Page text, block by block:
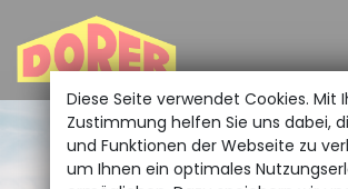
Diese Seite verwendet Cookies. Mit
Zustimmung helfen Sie uns dabei,
und Funktionen der Webseite zu
um Ihnen ein optimales